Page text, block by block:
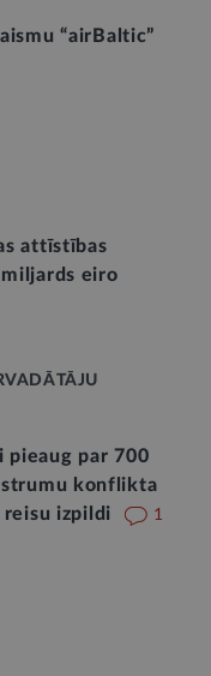
“airBaltic”
attīstības
eiro
pieaug par 700
konflikta
reisu izpildi
1